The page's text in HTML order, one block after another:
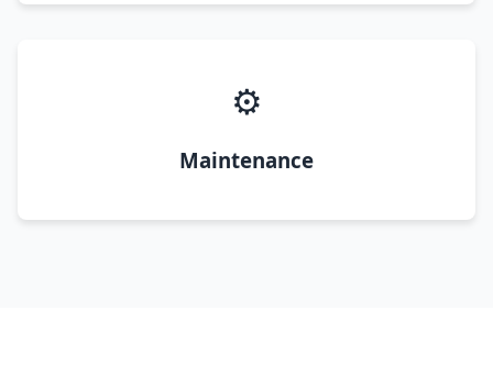
⚙️
Maintenance